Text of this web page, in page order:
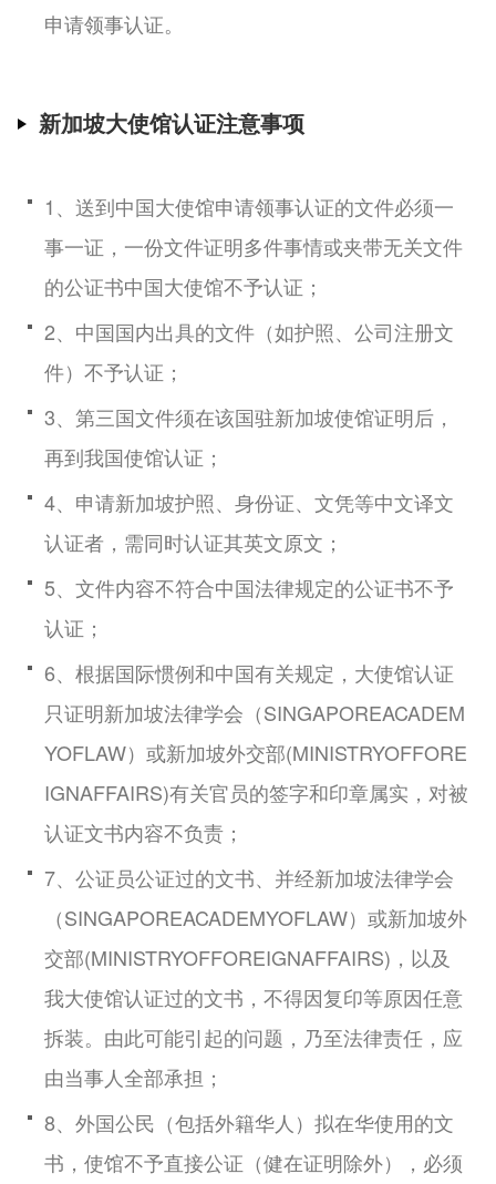
申请领事认证。
新加坡大使馆认证注意事项
1、送到中国大使馆申请领事认证的文件必须一
事一证，一份文件证明多件事情或夹带无关文件
的公证书中国大使馆不予认证；
2、中国国内出具的文件（如护照、公司注册文
件）不予认证；
3、第三国文件须在该国驻新加坡使馆证明后，
再到我国使馆认证；
4、申请新加坡护照、身份证、文凭等中文译文
认证者，需同时认证其英文原文；
5、文件内容不符合中国法律规定的公证书不予
认证；
6、根据国际惯例和中国有关规定，大使馆认证
只证明新加坡法律学会（SINGAPOREACADEM
YOFLAW）或新加坡外交部(MINISTRYOFFORE
IGNAFFAIRS)有关官员的签字和印章属实，对被
认证文书内容不负责；
7、公证员公证过的文书、并经新加坡法律学会
（SINGAPOREACADEMYOFLAW）或新加坡外
交部(MINISTRYOFFOREIGNAFFAIRS)，以及
我大使馆认证过的文书，不得因复印等原因任意
拆装。由此可能引起的问题，乃至法律责任，应
由当事人全部承担；
8、外国公民（包括外籍华人）拟在华使用的文
书，使馆不予直接公证（健在证明除外），必须